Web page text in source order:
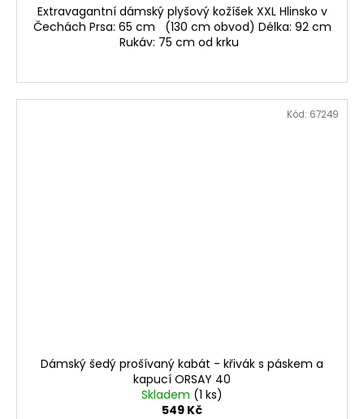
Extravagantní dámský plyšový kožíšek XXL Hlinsko v
Čechách Prsa: 65 cm (130 cm obvod) Délka: 92 cm
Rukáv: 75 cm od krku
Dámský šedý prošívaný kabát - křivák s páskem a
kapucí ORSAY 40
Skladem (1 ks)
549 Kč
Kód: 67249